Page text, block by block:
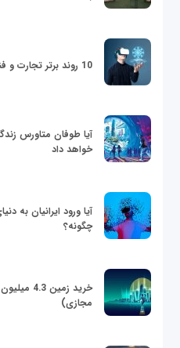
10 روند برتر تجارت و فناوری در سال 2022
آیا طوفان متاورس
خواهد داد
آیا ورود ایرانیان به
چگونه؟
خرید
مجازی)